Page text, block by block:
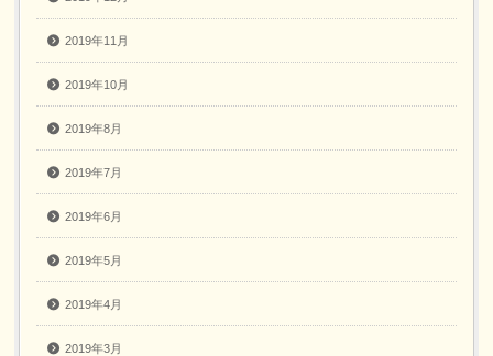
2019年11月
2019年10月
2019年8月
2019年7月
2019年6月
2019年5月
2019年4月
2019年3月